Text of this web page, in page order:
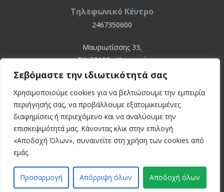
Σεβόμαστε την ιδιωτικότητά σας
Χρησιμοποιούμε cookies για να βελτιώσουμε την εμπειρία
περιήγησής σας, να προβάλλουμε εξατομικευμένες
διαφημίσεις ή περιεχόμενο και να αναλύουμε την
επισκεψιμότητά μας. Κάνοντας κλικ στην επιλογή
«Αποδοχή Όλων», συναινείτε στη χρήση των cookies από
εμάς.
Προσαρμογή Απόρριψη όλων Αποδοχή όλων
Τηλεφωνικό Κέντρο
2467350600
Μαυριωτίσσης 33,
ΤΚ. 52100 - Καστοριά